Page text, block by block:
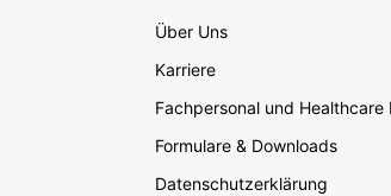
Über Uns
Karriere
Fachpersonal und Healthcare
Formulare & Downloads
Datenschutzerklärung